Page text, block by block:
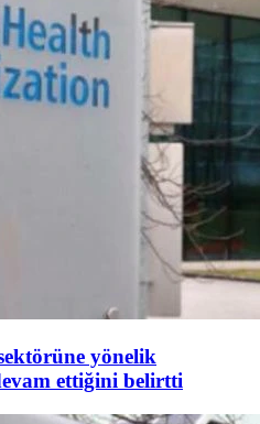
yönelik
ettiğini belirtti